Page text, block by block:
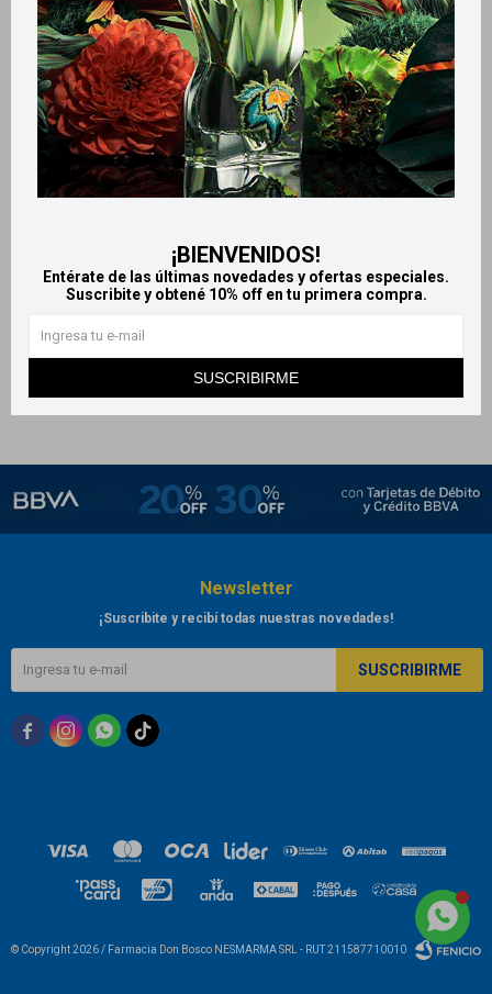
¡BIENVENIDOS!
Entérate de las últimas novedades y ofertas especiales.
Suscribite y obtené 10% off en tu primera compra.
SUSCRIBIRME
Dove Jabón original 90 g
$ 60
Jabón en barra Espadol 80 g -
Newsletter
¡Suscribite y recibí todas nuestras novedades!
SUSCRIBIRME
  
© Copyright 2026 / Farmacia Don Bosco NESMARMA SRL - RUT 211587710010